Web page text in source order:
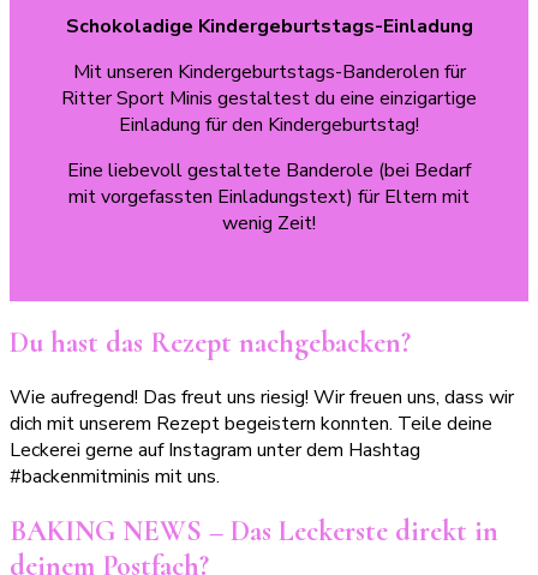
Schokoladige Kindergeburtstags-Einladung
Mit unseren Kindergeburtstags-Banderolen für
Ritter Sport Minis gestaltest du eine einzigartige
Einladung für den Kindergeburtstag!
Eine liebevoll gestaltete Banderole (bei Bedarf
mit vorgefassten Einladungstext) für Eltern mit
wenig Zeit!
Du hast das Rezept nachgebacken?
Wie aufregend! Das freut uns riesig! Wir freuen uns, dass wir
dich mit unserem Rezept begeistern konnten. Teile deine
Leckerei gerne auf Instagram unter dem Hashtag
#backenmitminis mit uns.
BAKING NEWS – Das Leckerste direkt in
deinem Postfach?